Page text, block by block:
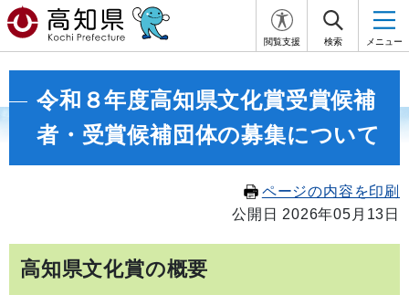
閲覧支援 検索 メニュー
令和８年度高知県文化賞受賞候補
者・受賞候補団体の募集について
ページの内容を印刷
公開日 2026年05月13日
高知県文化賞の概要